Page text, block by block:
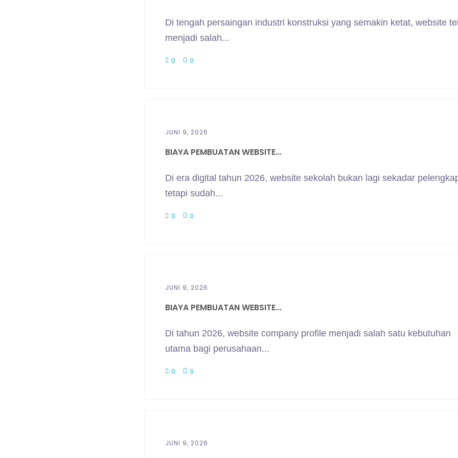
Di tengah persaingan industri konstruksi yang semakin ketat, website
menjadi salah...
0 0
JUNI 9, 2026
BIAYA PEMBUATAN WEBSITE...
Di era digital tahun 2026, website sekolah bukan lagi sekadar
tetapi sudah...
0 0
JUNI 9, 2026
BIAYA PEMBUATAN WEBSITE...
Di tahun 2026, website company profile menjadi salah satu kebutuhan
utama bagi perusahaan...
0 0
JUNI 9, 2026